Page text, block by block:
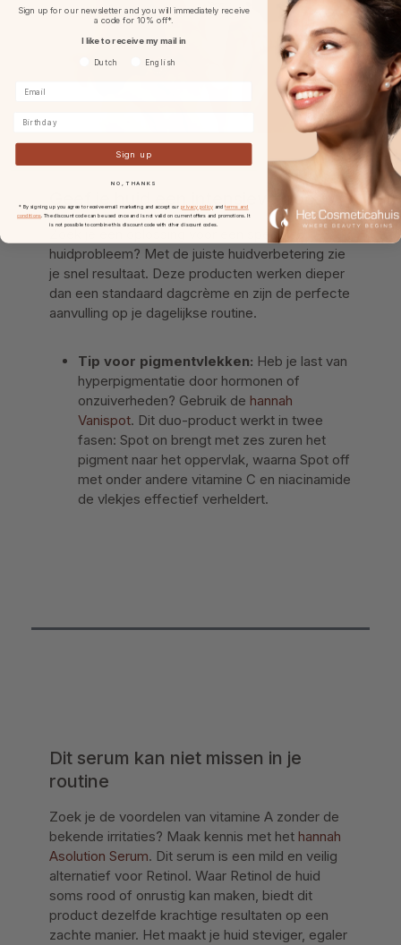
Geef je huid een intensieve boost
Zoek je een oplossing voor een specifiek
huidprobleem? Met de juiste huidverbetering zie
je snel resultaat. Deze producten werken dieper
dan een standaard dagcrème en zijn de perfecte
aanvulling op je dagelijkse routine.
Tip voor pigmentvlekken: Heb je last van
hyperpigmentatie door hormonen of
onzuiverheden? Gebruik de hannah
Vanispot. Dit duo-product werkt in twee
fasen: Spot on brengt met zes zuren het
pigment naar het oppervlak, waarna Spot off
met onder andere vitamine C en niacinamide
de vlekjes effectief verheldert.
Dit serum kan niet missen in je
routine
Zoek je de voordelen van vitamine A zonder de
bekende irritaties? Maak kennis met het hannah
Asolution Serum. Dit serum is een mild en veilig
alternatief voor Retinol. Waar Retinol de huid
soms rood of onrustig kan maken, biedt dit
product dezelfde krachtige resultaten op een
zachte manier. Het maakt je huid steviger, egaler
Sign up for our newsletter and you will immediately receive
a code for 10% off*.
I like to receive my mail in
Voorkeurtaal
Dutch English
Sign up
NO, THANKS
* By signing up you agree to receive email marketing and accept our privacy policy andterms and
conditions. The discount code can be used once and is not valid on current offers and promotions. It
is not possible to combine this discount code with other discount codes.